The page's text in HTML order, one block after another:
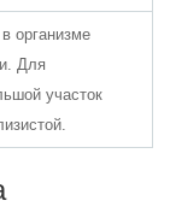
организме
Для
участок